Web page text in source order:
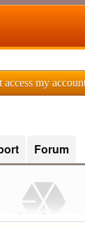
access my
Forum